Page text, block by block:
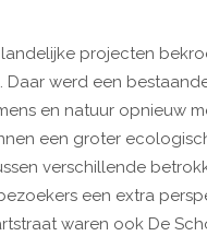
projecten
Daar werd een
en natuur opnieuw
een groter
verschillende
een extra
waren ook De